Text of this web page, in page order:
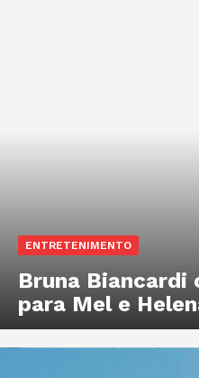
ENTRETENIMENTO
Bruna Biancardi
para Mel e